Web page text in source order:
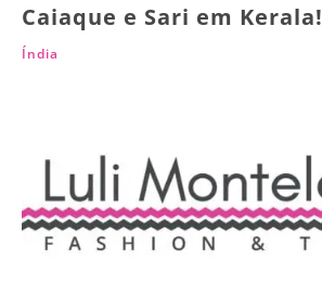
Caiaque e Sari em Kerala!
Índia